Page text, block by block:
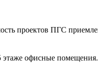
проектов ПГС
офисные помещения.